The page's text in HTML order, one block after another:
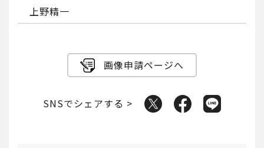
上野精一
画像申請ページへ
SNSでシェアする >